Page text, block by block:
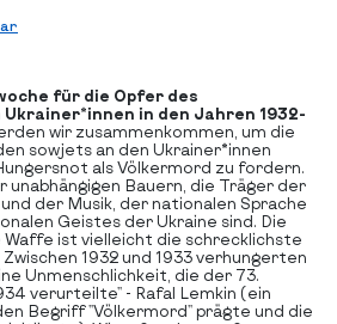
für die Opfer des
in den Jahren 1932-
wir zusammenkommen, um die
sowjets an den Ukrainer*innen
als Völkermord zu fordern.
unabhängigen Bauern, die Träger der
der Musik, der nationalen Sprache
Geistes der Ukraine sind. Die
ist vielleicht die schrecklichste
1932 und 1933 verhungerten
Unmenschlichkeit, die der 73.
verurteilte" - Rafal Lemkin (ein
Begriff "Völkermord" prägte und die